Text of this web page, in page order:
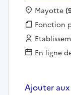
Mayotte
Fonction
Fonction
En ligne
Ajouter